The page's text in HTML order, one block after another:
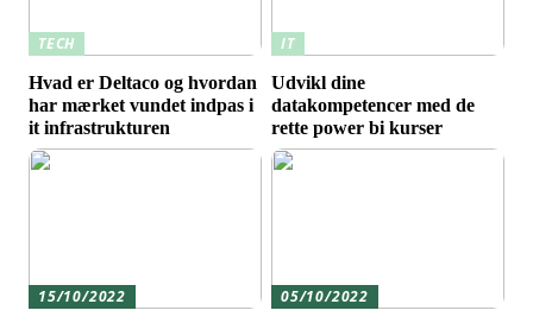
TECH
Hvad er Deltaco og hvordan
har mærket vundet indpas i
it infrastrukturen
IT
Udvikl dine
datakompetencer med de
rette power bi kurser
15/10/2022
05/10/2022